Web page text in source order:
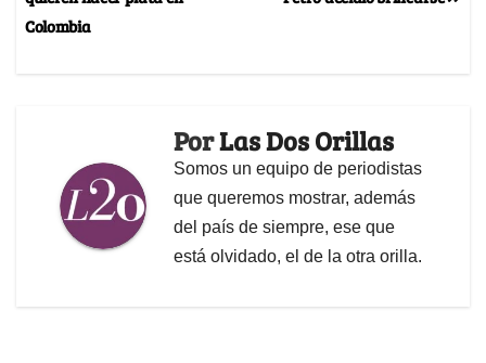
Colombia
PorLas Dos Orillas
Somos un equipo de periodistas
que queremos mostrar, además
del país de siempre, ese que
está olvidado, el de la otra orilla.